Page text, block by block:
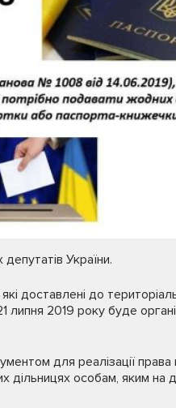
України.
доставлені до
2019 року буде
для реалізації права
особам, яким на